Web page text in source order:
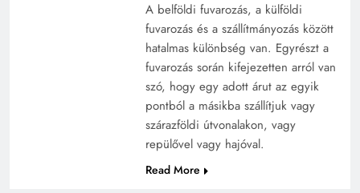
A belföldi fuvarozás, a külföldi
fuvarozás és a szállítmányozás között
hatalmas különbség van. Egyrészt a
fuvarozás során kifejezetten arról van
szó, hogy egy adott árut az egyik
pontból a másikba szállítjuk vagy
szárazföldi útvonalakon, vagy
repülővel vagy hajóval.
Read More